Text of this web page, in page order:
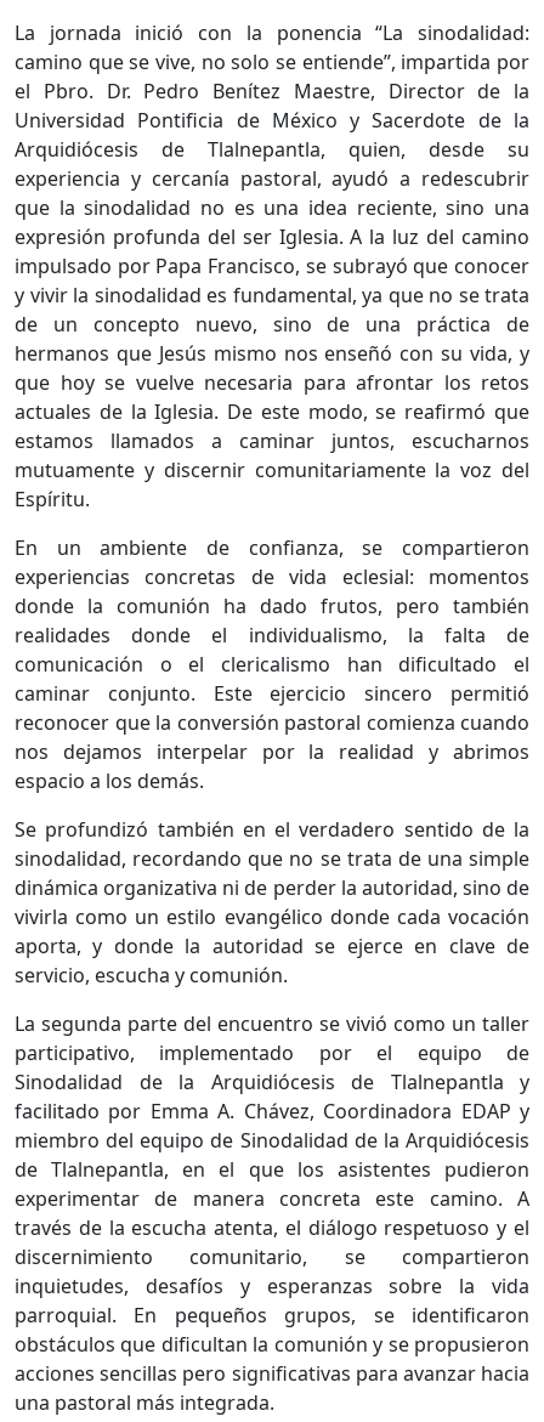
La jornada inició con la ponencia “La sinodalidad:
camino que se vive, no solo se entiende”, impartida por
el Pbro. Dr. Pedro Benítez Maestre, Director de la
Universidad Pontificia de México y Sacerdote de la
Arquidiócesis de Tlalnepantla, quien, desde su
experiencia y cercanía pastoral, ayudó a redescubrir
que la sinodalidad no es una idea reciente, sino una
expresión profunda del ser Iglesia. A la luz del camino
impulsado por Papa Francisco, se subrayó que conocer
y vivir la sinodalidad es fundamental, ya que no se trata
de un concepto nuevo, sino de una práctica de
hermanos que Jesús mismo nos enseñó con su vida, y
que hoy se vuelve necesaria para afrontar los retos
actuales de la Iglesia. De este modo, se reafirmó que
estamos llamados a caminar juntos, escucharnos
mutuamente y discernir comunitariamente la voz del
Espíritu.
En un ambiente de confianza, se compartieron
experiencias concretas de vida eclesial: momentos
donde la comunión ha dado frutos, pero también
realidades donde el individualismo, la falta de
comunicación o el clericalismo han dificultado el
caminar conjunto. Este ejercicio sincero permitió
reconocer que la conversión pastoral comienza cuando
nos dejamos interpelar por la realidad y abrimos
espacio a los demás.
Se profundizó también en el verdadero sentido de la
sinodalidad, recordando que no se trata de una simple
dinámica organizativa ni de perder la autoridad, sino de
vivirla como un estilo evangélico donde cada vocación
aporta, y donde la autoridad se ejerce en clave de
servicio, escucha y comunión.
La segunda parte del encuentro se vivió como un taller
participativo, implementado por el equipo de
Sinodalidad de la Arquidiócesis de Tlalnepantla y
facilitado por Emma A. Chávez, Coordinadora EDAP y
miembro del equipo de Sinodalidad de la Arquidiócesis
de Tlalnepantla, en el que los asistentes pudieron
experimentar de manera concreta este camino. A
través de la escucha atenta, el diálogo respetuoso y el
discernimiento comunitario, se compartieron
inquietudes, desafíos y esperanzas sobre la vida
parroquial. En pequeños grupos, se identificaron
obstáculos que dificultan la comunión y se propusieron
acciones sencillas pero significativas para avanzar hacia
una pastoral más integrada.